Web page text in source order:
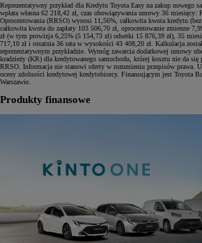
Reprezentatywny przykład dla Kredytu Toyota Easy na zakup nowego
wpłata własna 62 218,42 zł, czas obowiązywania umowy 36 miesięcy:
Oprocentowania (RRSO) wynosi 11,56%, całkowita kwota kredytu
całkowita kwota do zapłaty 103 506,70 zł, oprocentowanie zmienne
zł (w tym prowizja 6,25% (5 154,73 zł) odsetki 15 876,39 zł), 35
717,10 zł i ostatnia 36 rata w wysokości 43 408,20 zł. Kalkulacja
reprezentatywnym przykładzie. Wymóg zawarcia dodatkowej umowy
kradzieży (KR) dla kredytowanego samochodu, której kosztu nie da
RRSO. Informacja nie stanowi oferty w rozumieniu przepisów prawa.
oceny zdolności kredytowej kredytobiorcy. Finansującym jest Toyota
Warszawie.
Produkty finansowe